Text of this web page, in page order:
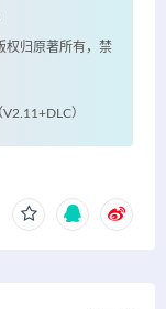
权归原著所有，禁
）